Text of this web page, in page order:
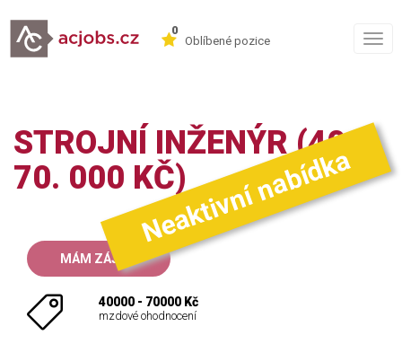
0
Oblíbené pozice
STROJNÍ INŽENÝR (40 -
70. 000 KČ)Neaktivní nabídka
MÁM ZÁJEM
40000 - 70000 Kč
mzdové ohodnocení